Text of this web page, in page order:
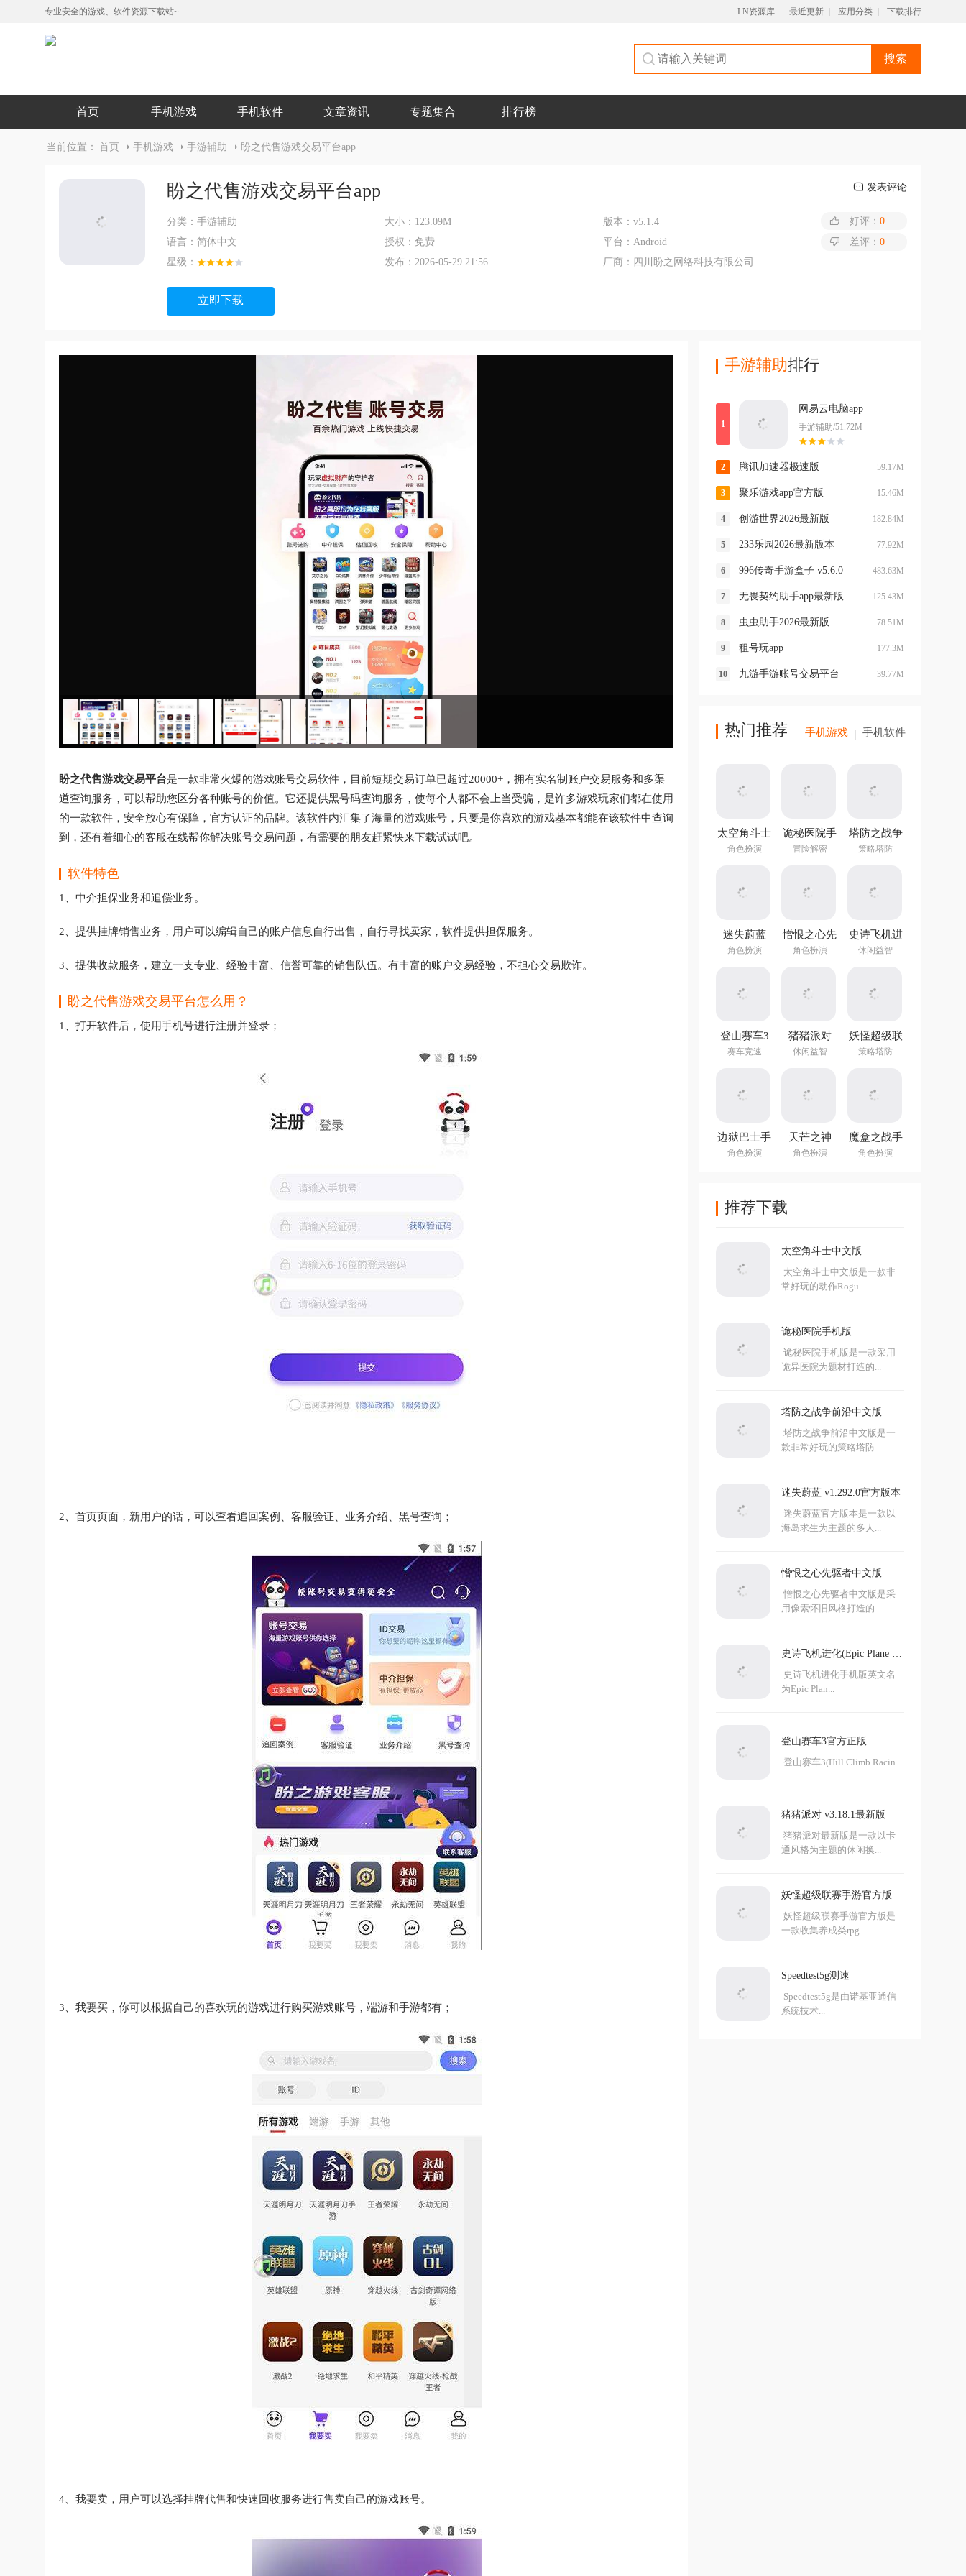
专业安全的游戏、软件资源下载站~ LN资源库 最近更新 应用分类 下载排行
搜索
首页 手机游戏 手机软件 文章资讯 专题集合 排行榜
当前位置： 首页 手机游戏 手游辅助 盼之代售游戏交易平台app
盼之代售游戏交易平台app 发表评论
分类： 手游辅助 大小： 123.09M 版本： v5.1.4
语言： 简体中文 授权： 免费 平台： Android
星级：
发布：2026-05-29 21:56 厂商： 四川盼之网络科技有限公司
好评： 0
差评： 0
立即下载
盼之代售游戏交易平台是一款非常火爆的游戏账号交易软件，目前短期交易订单已超过20000+，拥有实名制账户交易服务和多渠
道查询服务，可以帮助您区分各种账号的价值。它还提供黑号码查询服务，使每个人都不会上当受骗，是许多游戏玩家们都在使用
的一款软件，安全放心有保障，官方认证的品牌。该软件内汇集了海量的游戏账号，只要是你喜欢的游戏基本都能在该软件中查询
到，还有着细心的客服在线帮你解决账号交易问题，有需要的朋友赶紧快来下载试试吧。
软件特色
1、中介担保业务和追偿业务。
2、提供挂牌销售业务，用户可以编辑自己的账户信息自行出售，自行寻找卖家，软件提供担保服务。
3、提供收款服务，建立一支专业、经验丰富、信誉可靠的销售队伍。有丰富的账户交易经验，不担心交易欺诈。
盼之代售游戏交易平台怎么用？
1、打开软件后，使用手机号进行注册并登录；
2、首页页面，新用户的话，可以查看追回案例、客服验证、业务介绍、黑号查询；
3、我要买，你可以根据自己的喜欢玩的游戏进行购买游戏账号，端游和手游都有；
4、我要卖，用户可以选择挂牌代售和快速回收服务进行售卖自己的游戏账号。
手游辅助排行
网易云电脑app
手游辅助/51.72M
腾讯加速器极速版 59.17M
聚乐游戏app官方版 15.46M
创游世界2026最新版 182.84M
233乐园2026最新版本 77.92M
996传奇手游盒子 v5.6.0 483.63M
无畏契约助手app最新版 125.43M
虫虫助手2026最新版 78.51M
租号玩app 177.3M
九游手游账号交易平台 39.77M
热门推荐 手机游戏 手机软件
太空角斗士
中文版
角色扮演
诡秘医院手
机版
冒险解密
塔防之战争
前沿中文版
策略塔防
迷失蔚蓝
v1.292.0官
角色扮演
憎恨之心先
驱者中文版
角色扮演
史诗飞机进
化(Epic
休闲益智
登山赛车3
官方正版
赛车竞速
猪猪派对
v3.18.1最新
休闲益智
妖怪超级联
赛手游官方
策略塔防
边狱巴士手
机版
角色扮演
天芒之神
v1.0.3官方
角色扮演
魔盒之战手
游
角色扮演
推荐下载
太空角斗士中文版
太空角斗士中文版是一款非
常好玩的动作Rogu...
诡秘医院手机版
诡秘医院手机版是一款采用
诡异医院为题材打造的...
塔防之战争前沿中文版
塔防之战争前沿中文版是一
款非常好玩的策略塔防...
迷失蔚蓝 v1.292.0官方版本
迷失蔚蓝官方版本是一款以
海岛求生为主题的多人...
憎恨之心先驱者中文版
憎恨之心先驱者中文版是采
用像素怀旧风格打造的...
史诗飞机进化(Epic Plane Ev
史诗飞机进化手机版英文名
为Epic Plan...
登山赛车3官方正版
登山赛车3(Hill Climb Racin...
猪猪派对 v3.18.1最新版
猪猪派对最新版是一款以卡
通风格为主题的休闲换...
妖怪超级联赛手游官方版
妖怪超级联赛手游官方版是
一款收集养成类rpg...
Speedtest5g测速
Speedtest5g是由诺基亚通信
系统技术...